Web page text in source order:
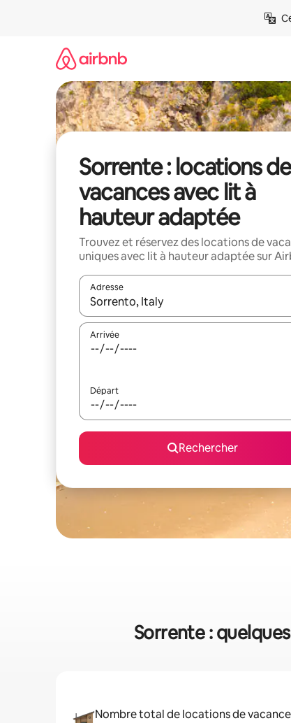
Sorrente : locations de
vacances avec lit à
hauteur adaptée
Trouvez et réservez des locations de
uniques avec lit à hauteur adaptée sur
Adresse
Lorsque les résultats s'affichent, utilisez les
Arrivée
Départ
Rechercher
Sorrente :
Nombre total de locations de